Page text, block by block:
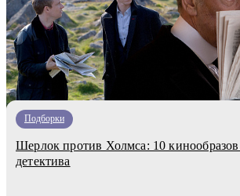
Подборки
Шерлок против Холмса: 10 кинообразов
детектива